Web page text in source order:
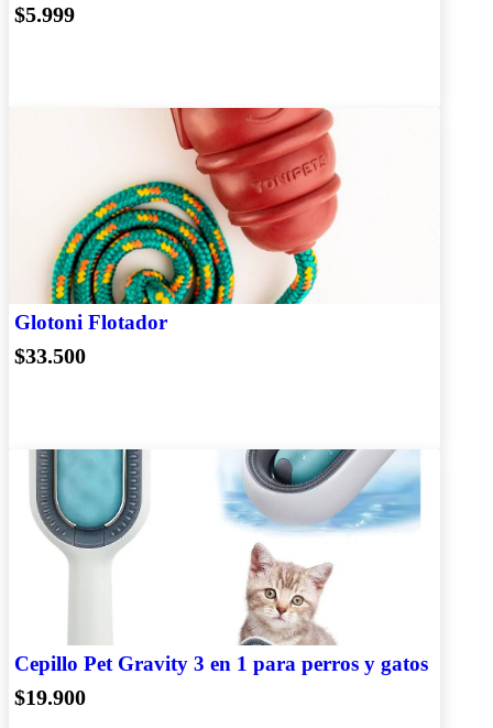
$5.999
Glotoni Flotador
$33.500
Cepillo Pet Gravity 3 en 1 para perros y gatos
$19.900